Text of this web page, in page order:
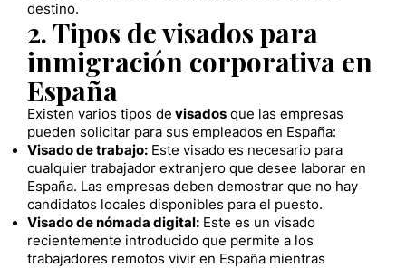
destino.
2. Tipos de visados para
inmigración corporativa en
España
Existen varios tipos de visados que las empresas
pueden solicitar para sus empleados en España:
Visado de trabajo: Este visado es necesario para
cualquier trabajador extranjero que desee laborar en
España. Las empresas deben demostrar que no hay
candidatos locales disponibles para el puesto.
Visado de nómada digital: Este es un visado
recientemente introducido que permite a los
trabajadores remotos vivir en España mientras